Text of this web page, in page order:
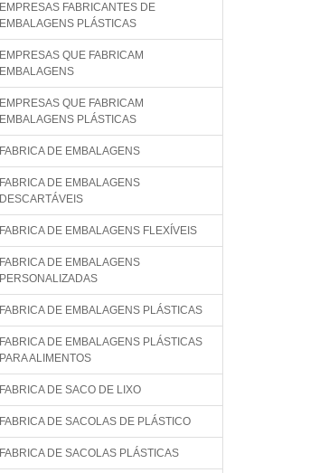
EMPRESAS FABRICANTES DE
EMBALAGENS PLÁSTICAS
EMPRESAS QUE FABRICAM
EMBALAGENS
EMPRESAS QUE FABRICAM
EMBALAGENS PLÁSTICAS
FABRICA DE EMBALAGENS
FABRICA DE EMBALAGENS
DESCARTÁVEIS
FABRICA DE EMBALAGENS FLEXÍVEIS
FABRICA DE EMBALAGENS
PERSONALIZADAS
FABRICA DE EMBALAGENS PLÁSTICAS
FABRICA DE EMBALAGENS PLÁSTICAS
PARA ALIMENTOS
FABRICA DE SACO DE LIXO
FABRICA DE SACOLAS DE PLÁSTICO
FABRICA DE SACOLAS PLÁSTICAS